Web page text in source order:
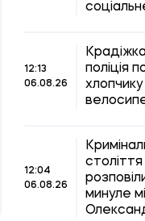
12:13
06.08.26
поліція
12:04
06.08.26
минуле